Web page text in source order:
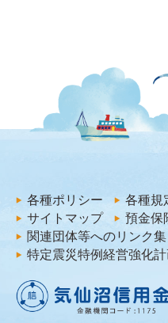
各種ポリシー 各種規
サイトマップ
預金保
関連団体等へのリンク集
特定震災特例経営強化